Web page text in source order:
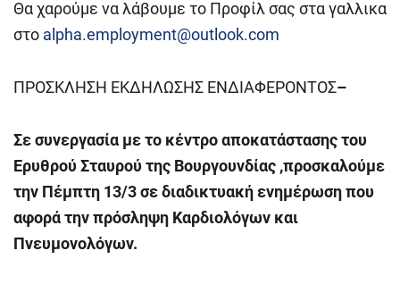
Θα χαρούμε να λάβουμε το Προφίλ σας στα γαλλικα
στο alpha.employment@outlook.com
ΠΡΟΣΚΛΗΣΗ ΕΚΔΗΛΩΣΗΣ ΕΝΔΙΑΦΕΡΟΝΤΟΣ–
Σε συνεργασία με το κέντρο αποκατάστασης του
Ερυθρού Σταυρού της Βουργουνδίας ,προσκαλούμε
την Πέμπτη 13/3 σε διαδικτυακή ενημέρωση που
αφορά την πρόσληψη Καρδιολόγων και
Πνευμονολόγων.